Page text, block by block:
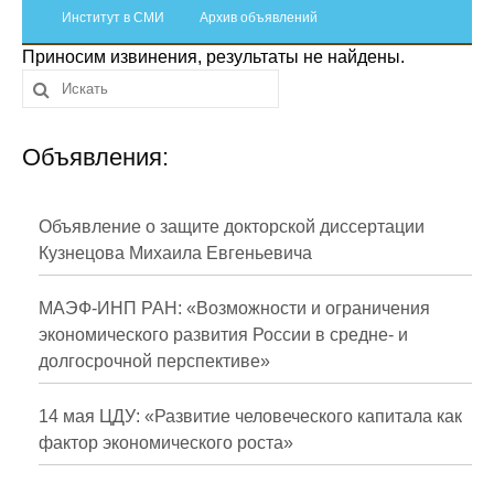
Отчетность
Противодействие коррупции
Материалы для СМИ
Публикации
Научная жизнь
Проблемы прогнозирования
О журнале
Номера журналов
Институт в СМИ Архив объявлений
Приносим извинения, результаты не найдены.
Объявления:
Объявление о защите докторской диссертации
Кузнецова Михаила Евгеньевича
МАЭФ-ИНП РАН: «Возможности и ограничения
экономического развития России в средне- и
долгосрочной перспективе»
14 мая ЦДУ: «Развитие человеческого капитала как
фактор экономического роста»